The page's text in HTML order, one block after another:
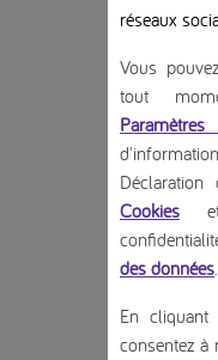
réseaux
Vous
tout
Déclaration
Cookieset
des données.
En cliquant
consentez à